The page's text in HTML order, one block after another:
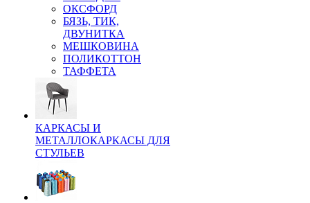
ОКСФОРД
БЯЗЬ, ТИК,
ДВУНИТКА
МЕШКОВИНА
ПОЛИКОТТОН
ТАФФЕТА
КАРКАСЫ И
МЕТАЛЛОКАРКАСЫ ДЛЯ
СТУЛЬЕВ